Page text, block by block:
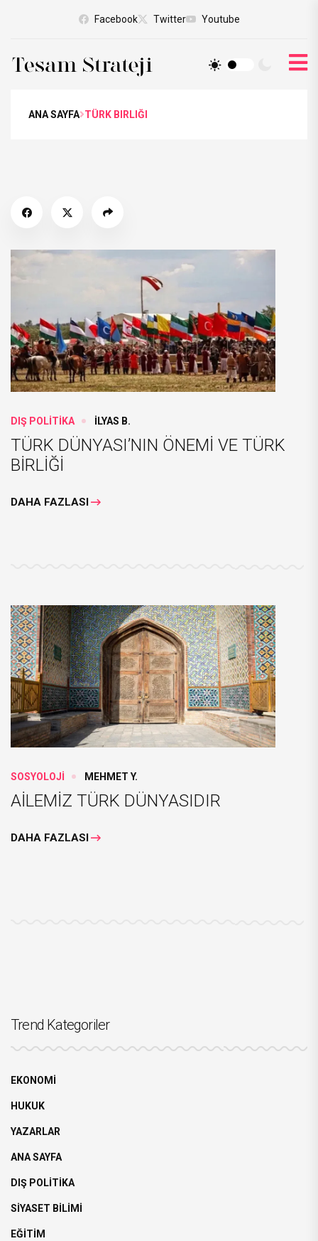
Facebook Twitter Youtube
ANA SAYFA TÜRK BIRLIĞI
DIŞ POLİTİKA İLYAS B.
TÜRK DÜNYASI’NIN ÖNEMİ VE TÜRK
BİRLİĞİ
DAHA FAZLASI
SOSYOLOJİ MEHMET Y.
AİLEMİZ TÜRK DÜNYASIDIR
DAHA FAZLASI
Trend Kategoriler
EKONOMİ
HUKUK
YAZARLAR
ANA SAYFA
DIŞ POLİTİKA
SİYASET BİLİMİ
EĞİTİM